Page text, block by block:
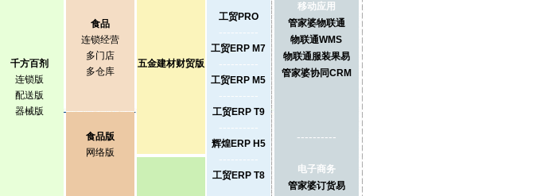
千方百剂
连锁版
配送版
器械版
食品
连锁经营
多门店
多仓库
食品版
网络版
五金建材财贸版
工贸PRO
----------
工贸ERP M7
----------
工贸ERP M5
----------
工贸ERP T9
----------
辉煌ERP H5
----------
工贸ERP T8
移动应用
管家婆物联通
物联通WMS
物联通服装果易
管家婆协同CRM
----------
电子商务
管家婆订货易